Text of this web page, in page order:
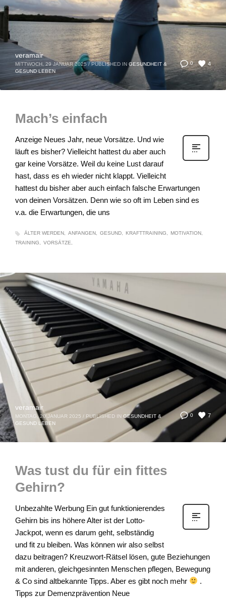
0 4
veramair
MITTWOCH, 29 JANUAR 2025 / PUBLISHED IN GESUNDHEIT &
GESUND LEBEN
Mach’s einfach
Anzeige Neues Jahr, neue Vorsätze. Und wie
läuft es bisher? Vielleicht hattest du aber auch
gar keine Vorsätze. Weil du keine Lust darauf
hast, dass es eh wieder nicht klappt. Vielleicht
hattest du bisher aber auch einfach falsche Erwartungen
von deinen Vorsätzen. Denn wie so oft im Leben sind es
v.a. die Erwartungen, die uns
ÄLTER WERDEN ANFANGEN GESUND KRAFTTRAINING
MOTIVATION
TRAINING
VORSÄTZE
0 7
veramair
MONTAG, 20 JANUAR 2025 / PUBLISHED IN GESUNDHEIT &
GESUND LEBEN
Was tust du für ein fittes
Gehirn?
Unbezahlte Werbung Ein gut funktionierendes
Gehirn bis ins höhere Alter ist der Lotto-
Jackpot, wenn es darum geht, selbständig
und fit zu bleiben. Was können wir also selbst
dazu beitragen? Kreuzwort-Rätsel lösen, gute Beziehungen
mit anderen, gleichgesinnten Menschen pflegen, Bewegung
& Co sind altbekannte Tipps. Aber es gibt noch mehr
.
Tipps zur Demenzprävention Neue